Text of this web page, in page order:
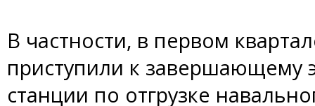
В частности, в первом
приступили к завершающему
станции по отгрузке